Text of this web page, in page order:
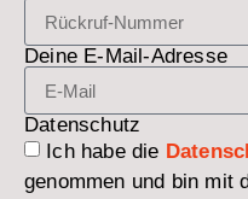
Deine E-Mail-Adresse
Datenschutz
Ich habe die
genommen und bin mit